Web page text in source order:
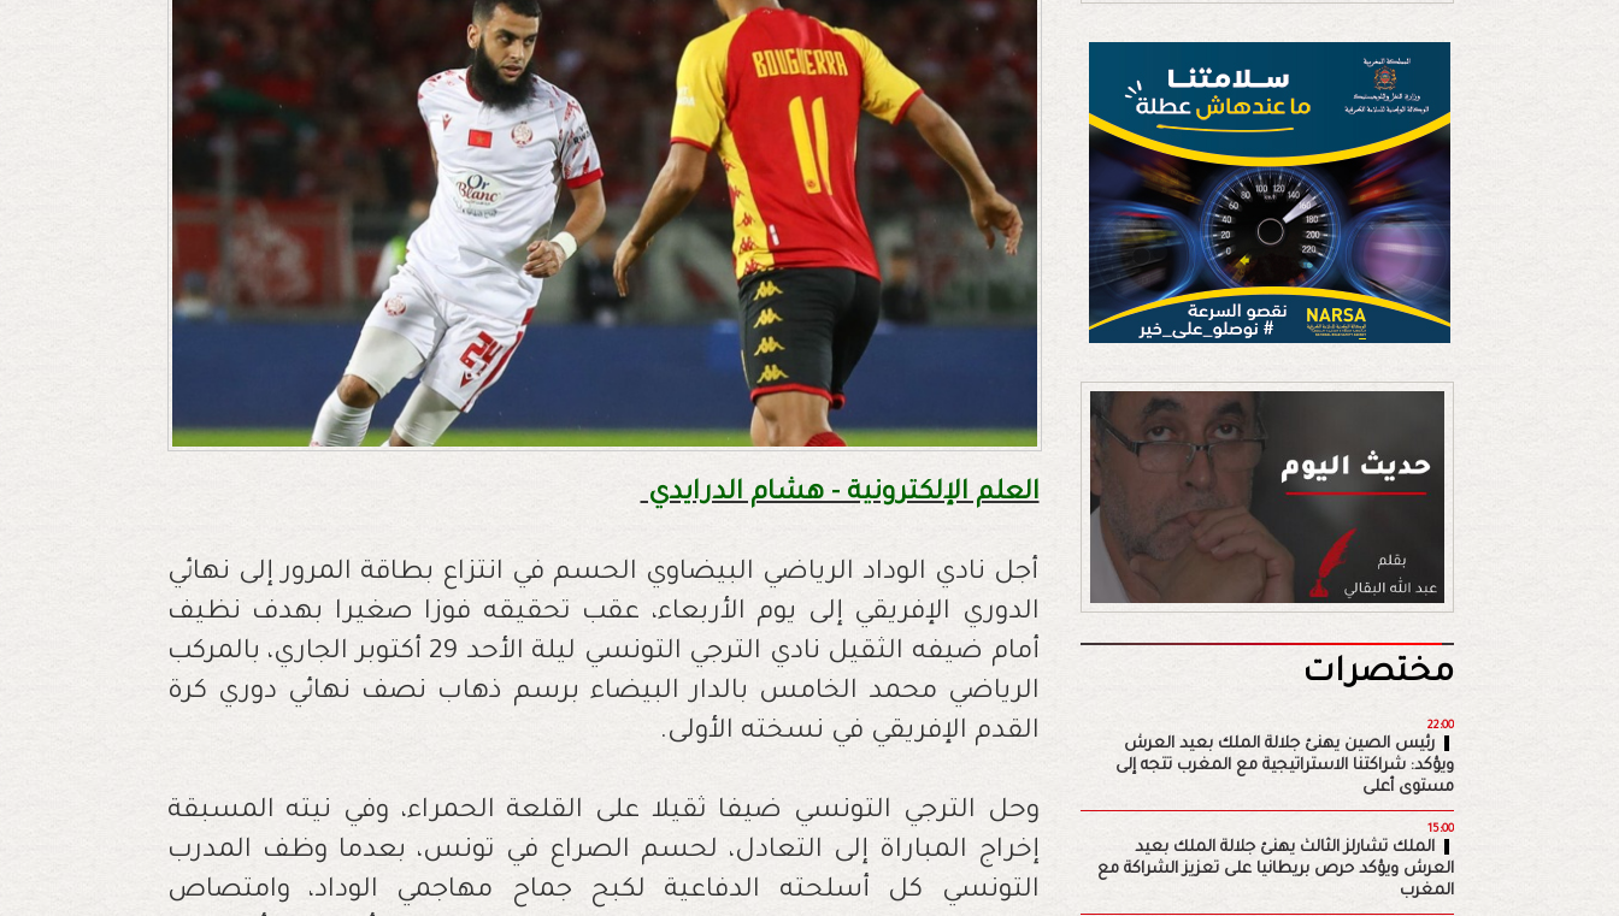
العلم الإلكترونية - هشام الدرايدي
أجل نادي الوداد الرياضي البيضاوي الحسم في انتزاع بطاقة المرور إلى نهائي
الدوري الإفريقي إلى يوم الأربعاء، عقب تحقيقه فوزا صغيرا بهدف نظيف
أمام ضيفه الثقيل نادي الترجي التونسي ليلة الأحد 29 أكتوبر الجاري، بالمركب
الرياضي محمد الخامس بالدار البيضاء برسم ذهاب نصف نهائي دوري كرة
القدم الإفريقي في نسخته الأولى.
وحل الترجي التونسي ضيفا ثقيلا على القلعة الحمراء، وفي نيته المسبقة
إخراج المباراة إلى التعادل، لحسم الصراع في تونس، بعدما وظف المدرب
التونسي كل أسلحته الدفاعية لكبح جماح مهاجمي الوداد، وامتصاص
مختصرات
22:00
رئيس الصين يهنئ جلالة الملك بعيد العرش
ويؤكد: شراكتنا الاستراتيجية مع المغرب تتجه إلى
مستوى أعلى
15:00
الملك تشارلز الثالث يهنئ جلالة الملك بعيد
العرش ويؤكد حرص بريطانيا على تعزيز الشراكة مع
المغرب